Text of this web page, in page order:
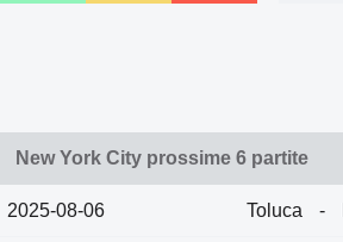
New York City prossime 6 partite
2025-08-06 Toluca -